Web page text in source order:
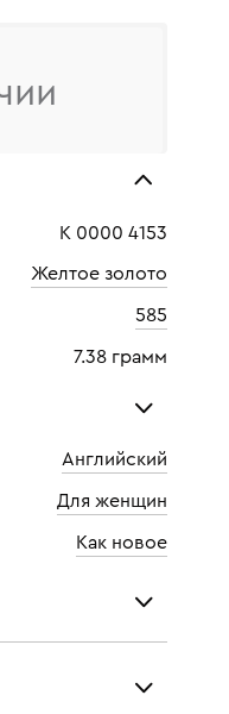
К 0000 4153
Желтое золото
585
7.38 грамм
2 шт
Круглая
Английский
Для женщин
Как новое
подлинности и
изделий,
металл, цвет,